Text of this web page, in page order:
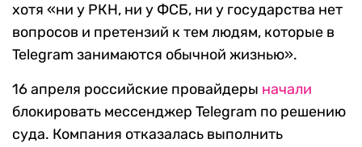
хотя «ни у РКН, ни у ФСБ, ни у государства нет
вопросов и претензий к тем людям, которые в
Telegram занимаются обычной жизнью».
16 апреля российские провайдеры начали
блокировать мессенджер Telegram по решению
суда. Компания отказалась выполнить